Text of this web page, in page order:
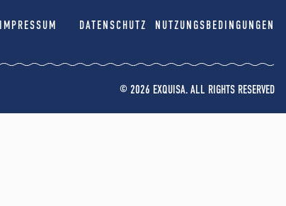
IMPRESSUM DATENSCHUTZ NUTZUNGSBEDINGUNGEN
© 2026 EXQUISA. ALL RIGHTS RESERVED